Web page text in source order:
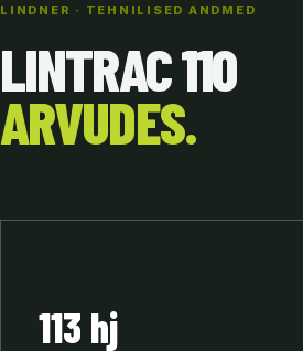
LINDNER · TEHNILISED ANDMED
LINTRAC 110
ARVUDES.
113 hj